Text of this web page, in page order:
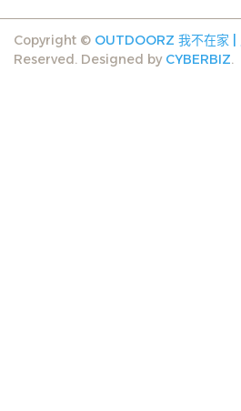
Copyright © OUTDOORZ 我不在家 |
Reserved. Designed by CYBERBIZ.